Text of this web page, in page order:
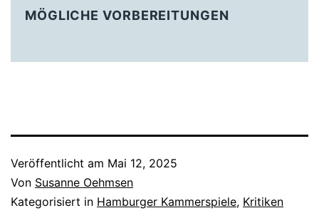
MÖGLICHE VORBEREITUNGEN
Veröffentlicht am Mai 12, 2025
Von Susanne Oehmsen
Kategorisiert in Hamburger Kammerspiele, Kritiken